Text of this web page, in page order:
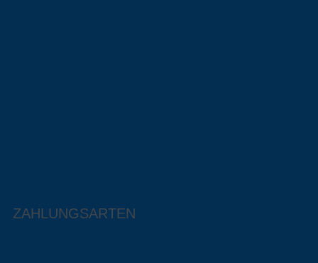
ZAHLUNGSARTEN